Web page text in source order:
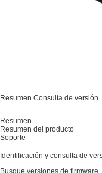
Resumen Consulta de versión
Resumen
Resumen del producto
Soporte
Identificación y consulta de
Busque versiones de